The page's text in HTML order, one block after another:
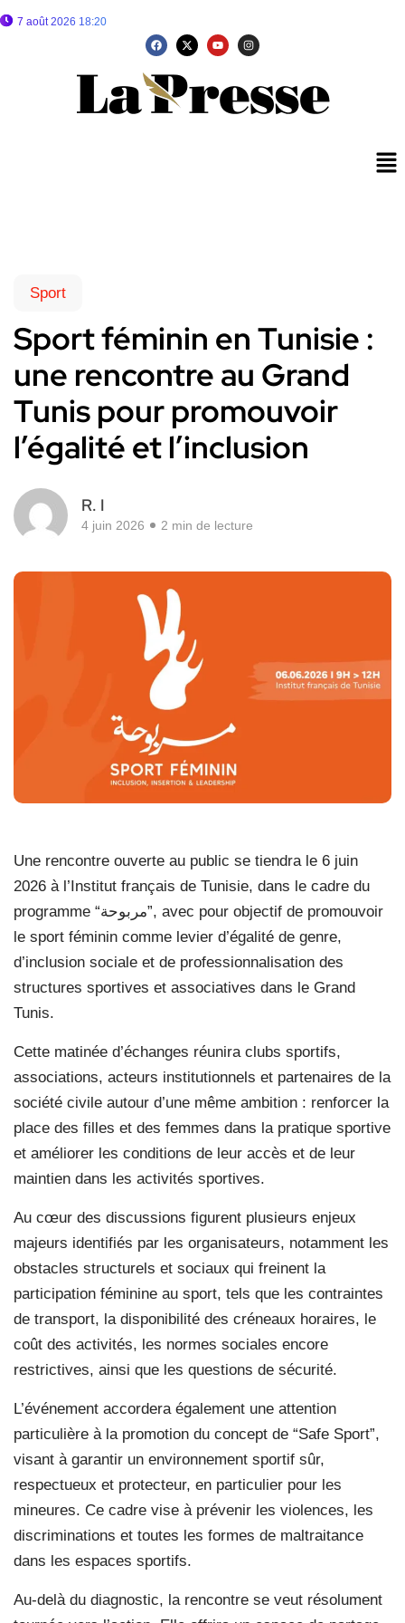
7 août 2026 18:20
Sport
Sport féminin en Tunisie :
une rencontre au Grand
Tunis pour promouvoir
l’égalité et l’inclusion
R. I
4 juin 2026 2 min de lecture
Une rencontre ouverte au public se tiendra le 6 juin
2026 à l’Institut français de Tunisie, dans le cadre du
programme “مربوحة”, avec pour objectif de promouvoir
le sport féminin comme levier d’égalité de genre,
d’inclusion sociale et de professionnalisation des
structures sportives et associatives dans le Grand
Tunis.
Cette matinée d’échanges réunira clubs sportifs,
associations, acteurs institutionnels et partenaires de la
société civile autour d’une même ambition : renforcer la
place des filles et des femmes dans la pratique sportive
et améliorer les conditions de leur accès et de leur
maintien dans les activités sportives.
Au cœur des discussions figurent plusieurs enjeux
majeurs identifiés par les organisateurs, notamment les
obstacles structurels et sociaux qui freinent la
participation féminine au sport, tels que les contraintes
de transport, la disponibilité des créneaux horaires, le
coût des activités, les normes sociales encore
restrictives, ainsi que les questions de sécurité.
L’événement accordera également une attention
particulière à la promotion du concept de “Safe Sport”,
visant à garantir un environnement sportif sûr,
respectueux et protecteur, en particulier pour les
mineures. Ce cadre vise à prévenir les violences, les
discriminations et toutes les formes de maltraitance
dans les espaces sportifs.
Au-delà du diagnostic, la rencontre se veut résolument